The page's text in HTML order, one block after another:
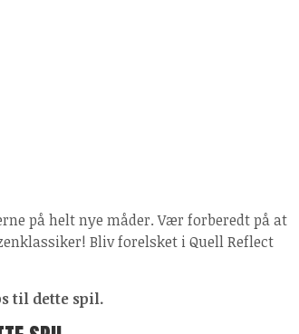
på helt nye måder. Vær forberedt på at
Bliv forelsket i Quell Reflect
til dette spil.